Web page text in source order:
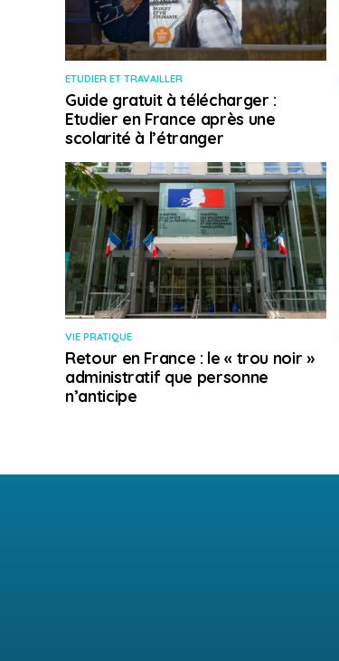
ETUDIER ET TRAVAILLER
Guide gratuit à télécharger :
Etudier en France après une
scolarité à l’étranger
VIE PRATIQUE
Retour en France : le « trou noir »
administratif que personne
n’anticipe